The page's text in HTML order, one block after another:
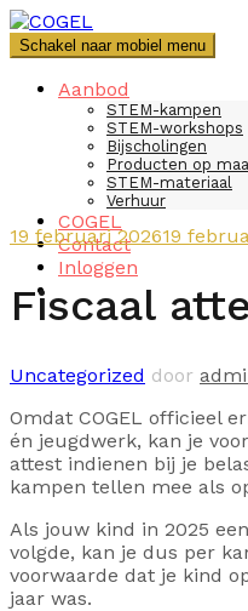
Spring
naar
de
inhoud
Schakel naar mobiel menu
Aanbod
STEM-kampen
STEM-workshops
Bijscholingen
Producten op
STEM-materiaal
Verhuur
COGEL
Contact
Inloggen
19 februari 202619
Fiscaal
Uncategorized door
Omdat COGEL officieel
én jeugdwerk, kan je
attest indienen bij je
kampen tellen mee als
Als jouw kind in 2025
volgde, kan je dus per
voorwaarde dat je kind
jaar was.